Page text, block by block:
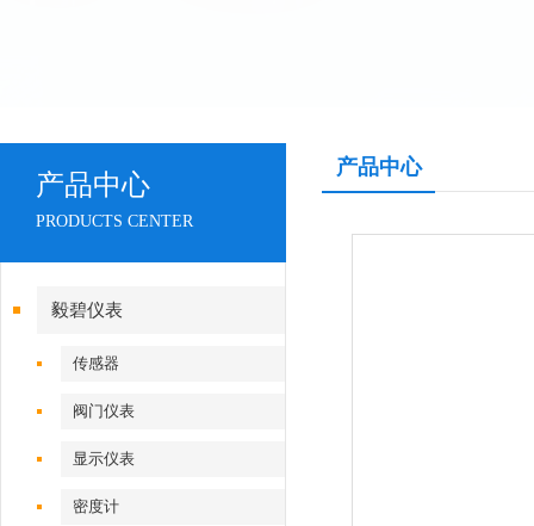
产品中心
PRODUCTS CENTER
毅碧仪表
传感器
阀门仪表
显示仪表
密度计
产品中心